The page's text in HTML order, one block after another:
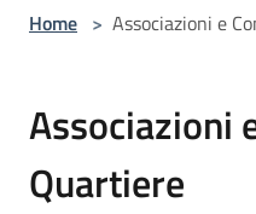
Home > Associazioni e
Associazioni
Quartiere